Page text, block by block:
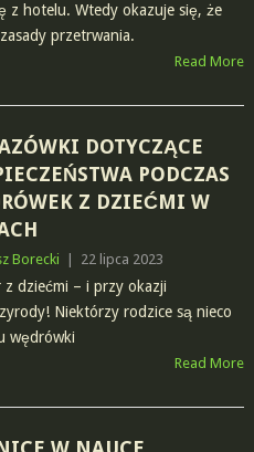
z hotelu. Wtedy okazuje się, że
przetrwania.
Read More
DOTYCZĄCE
PODCZAS
Z DZIEĆMI W
Borecki 22 lipca 2023
dziećmi – i przy okazji
Niektórzy rodzice są nieco
wędrówki
Read More